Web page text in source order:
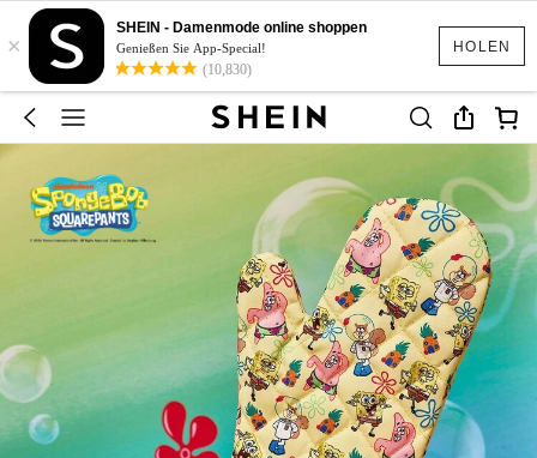
HOLEN
×
SHEIN - Damenmode online shoppen
Genießen Sie App-Special!
(10,830)